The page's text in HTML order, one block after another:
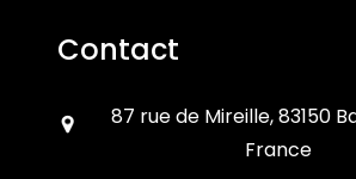
Contact
87 rue de Mireille, 83150
France